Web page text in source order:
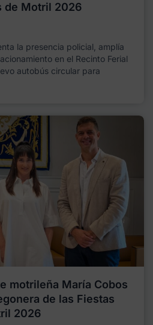
de Motril 2026
la presencia policial, amplía
en el Recinto Ferial
autobús circular para
motrileña María Cobos
de las Fiestas
2026